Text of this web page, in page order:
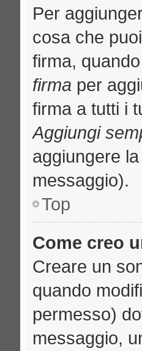
Per
cosa che
firma,
firma per
firma a tutti i
Aggiungi
aggiungere
messaggio).
Top
Come creo
Creare un
quando
permesso)
messaggio,